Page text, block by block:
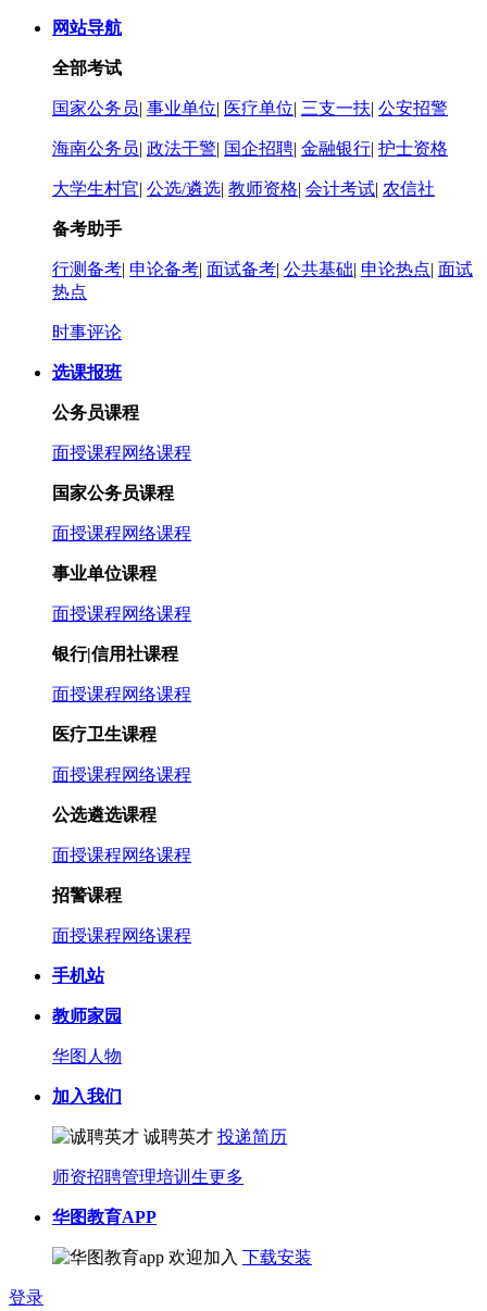
网站导航
全部考试
国家公务员| 事业单位| 医疗单位| 三支一扶| 公安招警
海南公务员| 政法干警| 国企招聘| 金融银行| 护士资格
大学生村官| 公选/遴选| 教师资格| 会计考试| 农信社
备考助手
行测备考| 申论备考| 面试备考| 公共基础| 申论热点| 面试
热点
时事评论
选课报班
公务员课程
面授课程网络课程
国家公务员课程
面授课程网络课程
事业单位课程
面授课程网络课程
银行|信用社课程
面授课程网络课程
医疗卫生课程
面授课程网络课程
公选遴选课程
面授课程网络课程
招警课程
面授课程网络课程
手机站
教师家园
华图人物
加入我们
诚聘英才 投递简历
师资招聘管理培训生更多
华图教育APP
欢迎加入 下载安装
登录